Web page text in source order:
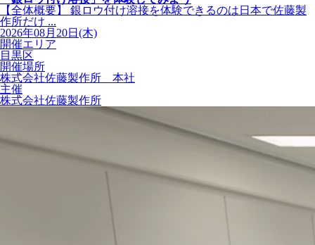
【全体概要】 銀ロウ付け溶接を体験できるのは日本で佐藤製
作所だけ ...
2026年08月20日(木)
開催エリア
目黒区
開催場所
株式会社佐藤製作所 本社
主催
株式会社佐藤製作所